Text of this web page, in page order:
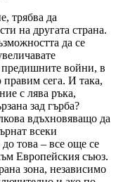
трябва да
на другата страна.
да се
предишните войни, в
сега. И така,
с лява ръка,
зад гърба?
вдъхновяващо да
всеки
това – все още се
Европейския съюз.
зона, независимо